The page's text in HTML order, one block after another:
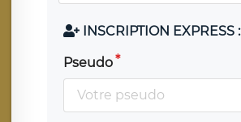
INSCRIPTION EXPRESS :
Pseudo